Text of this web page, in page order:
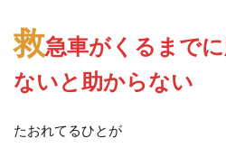
救急車がくるまで
ないと助からない
たおれてるひとが